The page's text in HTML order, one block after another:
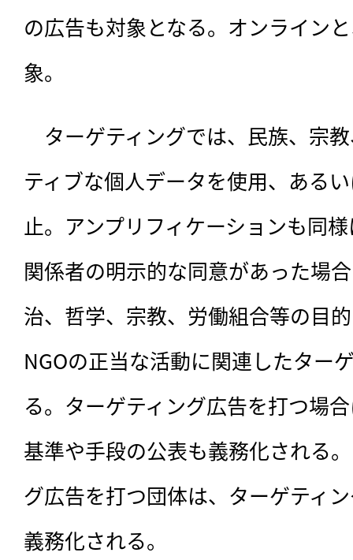
の広告も対象となる。オンライン
象。
ターゲティングでは、民族、宗
ティブな個人データを使用、ある
止。アンプリフィケーションも同
関係者の明示的な同意があった場
治、哲学、宗教、労働組合等の目
NGOの正当な活動に関連したター
る。ターゲティング広告を打つ場
基準や手段の公表も義務化される
グ広告を打つ団体は、ターゲティ
義務化される。